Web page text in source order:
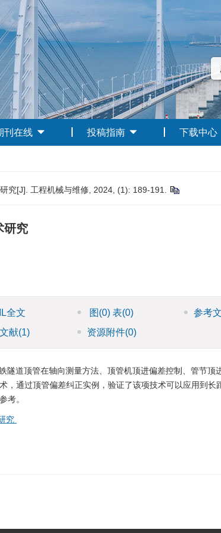
刊在线 投稿指南 下载中心
究[J]. 工程机械与维修, 2024, (1): 189-191.
研究
全文 图 (0) 表(0) 参考
献(1) 资源附件(0)
隧道顶管在轴向测量方法、顶管机顶进偏差控制、管节顶
，通过顶管偏差纠正实例，验证了该项技术可以应用到长
考。
究